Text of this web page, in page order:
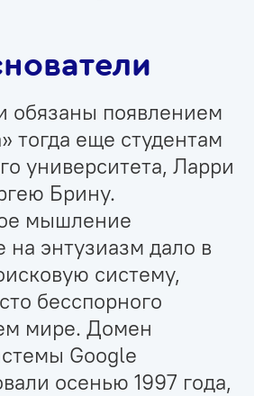
обязаны появлением
тогда еще студентам
университета, Ларри
Брину.
мышление
энтузиазм дало в
систему,
бесспорного
мире. Домен
Google
осенью 1997 года,